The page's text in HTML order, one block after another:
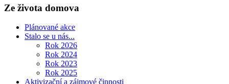
Ze života domova
Plánované akce
Stalo se u nás...
Rok 2026
Rok 2024
Rok 2023
Rok 2025
Aktivizační a zájmové činnosti